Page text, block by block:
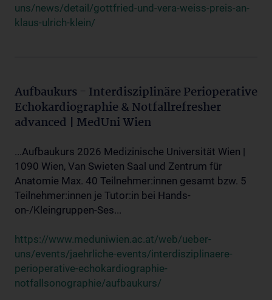
uns/news/detail/gottfried-und-vera-weiss-preis-an-
klaus-ulrich-klein/
Aufbaukurs - Interdisziplinäre Perioperative
Echokardiographie & Notfallrefresher
advanced | MedUni Wien
...Aufbaukurs 2026 Medizinische Universität Wien |
1090 Wien, Van Swieten Saal und Zentrum für
Anatomie Max. 40 Teilnehmer:innen gesamt bzw. 5
Teilnehmer:innen je Tutor:in bei Hands-
on-/Kleingruppen-Ses...
https://www.meduniwien.ac.at/web/ueber-
uns/events/jaehrliche-events/interdisziplinaere-
perioperative-echokardiographie-
notfallsonographie/aufbaukurs/